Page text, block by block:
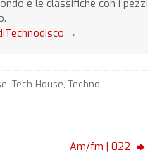
e le classifiche con i pezzi
→
, Tech House, Techno.
Am/fm | 022